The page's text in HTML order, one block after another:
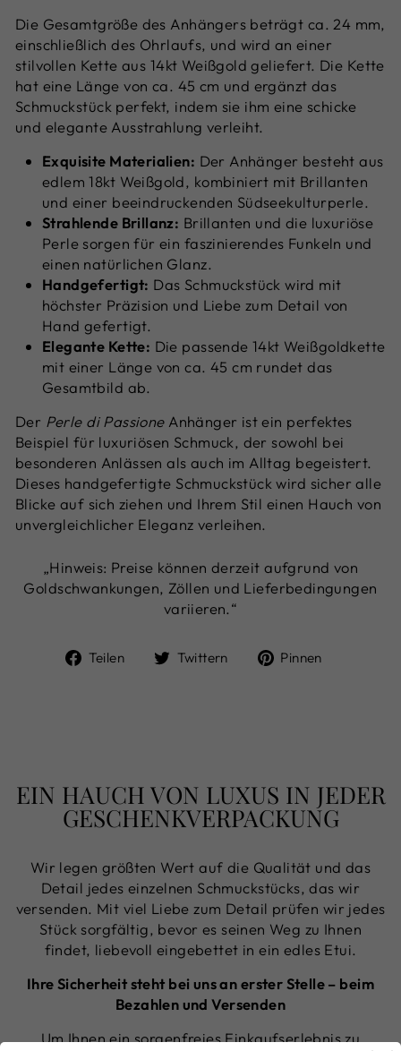
Die Gesamtgröße des Anhängers beträgt ca. 24 mm,
einschließlich des Ohrlaufs, und wird an einer
stilvollen Kette aus 14kt Weißgold geliefert. Die Kette
hat eine Länge von ca. 45 cm und ergänzt das
Schmuckstück perfekt, indem sie ihm eine schicke
und elegante Ausstrahlung verleiht.
Exquisite Materialien: Der Anhänger besteht aus
edlem 18kt Weißgold, kombiniert mit Brillanten
und einer beeindruckenden Südseekulturperle.
Strahlende Brillanz: Brillanten und die luxuriöse
Perle sorgen für ein faszinierendes Funkeln und
einen natürlichen Glanz.
Handgefertigt: Das Schmuckstück wird mit
höchster Präzision und Liebe zum Detail von
Hand gefertigt.
Elegante Kette: Die passende 14kt Weißgoldkette
mit einer Länge von ca. 45 cm rundet das
Gesamtbild ab.
Der Perle di PassioneAnhänger ist ein perfektes
Beispiel für luxuriösen Schmuck, der sowohl bei
besonderen Anlässen als auch im Alltag begeistert.
Dieses handgefertigte Schmuckstück wird sicher alle
Blicke auf sich ziehen und Ihrem Stil einen Hauch von
unvergleichlicher Eleganz verleihen.
„Hinweis: Preise können derzeit aufgrund von
Goldschwankungen, Zöllen und Lieferbedingungen
variieren.“
Teilen
Auf
Twittern
Auf
Pinnen
EIN HAUCH VON LUXUS IN JEDER
GESCHENKVERPACKUNG
Wir legen größten Wert auf die Qualität und das
Detail jedes einzelnen Schmuckstücks, das wir
versenden. Mit viel Liebe zum Detail prüfen wir jedes
Stück sorgfältig, bevor es seinen Weg zu Ihnen
findet, liebevoll eingebettet in ein edles Etui.
Ihre Sicherheit steht bei uns an erster Stelle – beim
Bezahlen und Versenden
Um Ihnen ein sorgenfreies Einkaufserlebnis zu